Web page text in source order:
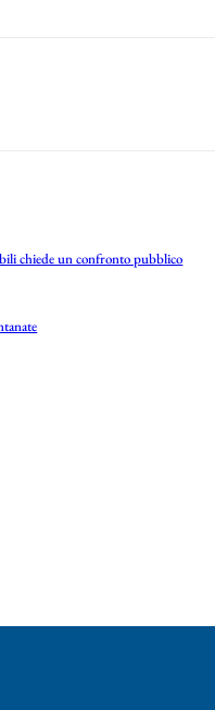
chiede un confronto pubblico